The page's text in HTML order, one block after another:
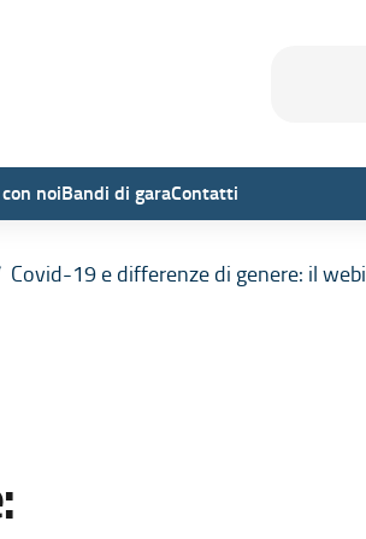
noiBandi di garaContatti
Covid-19 e differenze di genere: il